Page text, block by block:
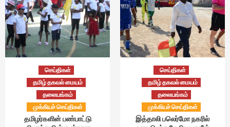
செய்திகள்
தமிழ் தகவல் மையம்
தலையங்கம்
முக்கியச் செய்திகள்
தமிழர்களின் பண்பாட்டு
செய்திகள்
தமிழ் தகவல் மையம்
தலையங்கம்
முக்கியச் செய்திகள்
இத்தாலி பலெர்மோ நகரில்